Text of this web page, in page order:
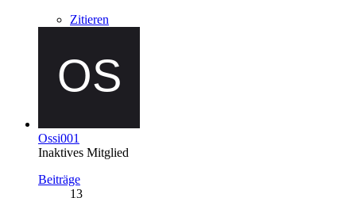
Zitieren
Ossi001
Inaktives Mitglied
Beiträge
13